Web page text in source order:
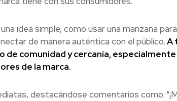
idea simple, como usar una manzana
de manera auténtica con el público.A
comunidad y cercanía, especialmente
de la marca.
destacándose comentarios como: